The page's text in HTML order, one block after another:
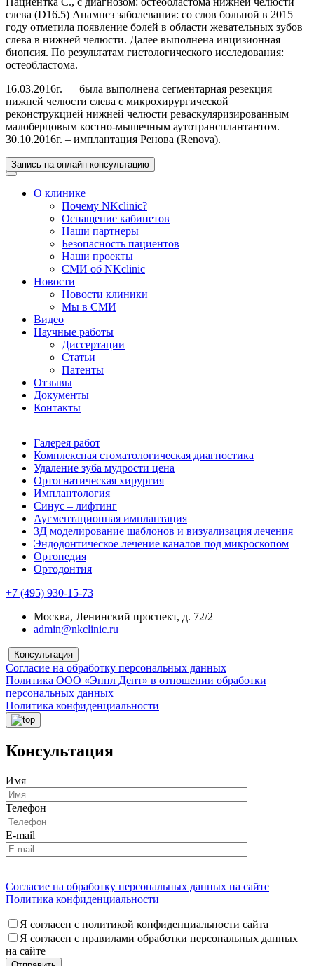
слева (D16.5) Анамнез заболевания: со слов больной в 2015
году отметила появление болей в области жевательных зубов
слева в нижней челюсти. Далее выполнена инцизионная
биопсия. По результатам гистологического исследования:
остеобластома.
16.03.2016г. — была выполнена сегментарная резекция
нижней челюсти слева с микрохирургической
реконструкцией нижней челюсти реваскуляризированным
малоберцовым костно-мышечным аутотрансплантантом.
30.10.2016г. – имплантация Ренова (Renova).
Запись на онлайн консультацию
О клинике
Почему NKclinic?
Оснащение кабинетов
Наши партнеры
Безопасность пациентов
Наши проекты
СМИ об NKclinic
Новости
Новости клиники
Мы в СМИ
Видео
Научные работы
Диссертации
Статьи
Патенты
Отзывы
Документы
Контакты
Галерея работ
Комплексная стоматологическая диагностика
Удаление зуба мудрости цена
Ортогнатическая хирургия
Имплантология
Синус – лифтинг
Аугментационная имплантация
3Д моделирование шаблонов и визуализация лечения
Эндодонтическое лечение каналов под микроскопом
Ортопедия
Ортодонтия
+7 (495) 930-15-73
Москва, Ленинский проспект, д. 72/2
admin@nkclinic.ru
Консультация
Согласие на обработку персональных данных
Политика ООО «Эппл Дент» в отношении обработки
персональных данных
Политика конфиденциальности
Консультация
Имя
Телефон
E-mail
Согласие на обработку персональных данных на сайте
Политика конфиденциальности
Я согласен с политикой конфиденциальности сайта
Я согласен с правилами обработки персональных данных
на сайте